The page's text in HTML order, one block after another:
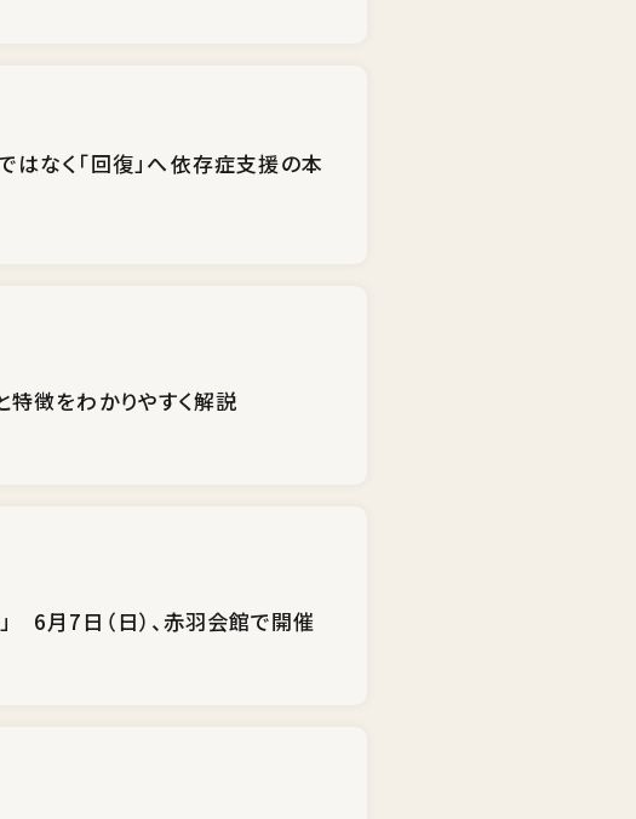
はなく「回復」へ――依存症支援の本
特徴をわかりやすく解説
6月7日（日）、赤羽会館で開催